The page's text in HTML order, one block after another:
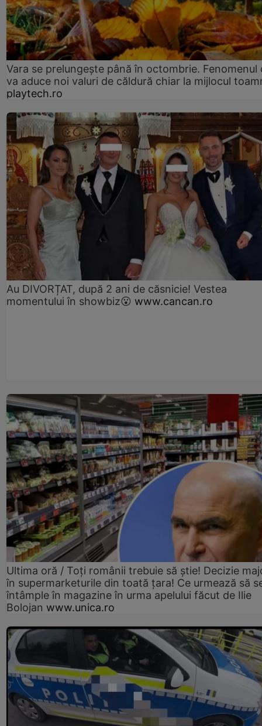
Vara se prelungeşte până în octombrie. Fenomenul
va aduce noi valuri de căldură chiar la mijlocul
playtech.ro
Au DIVORȚAT, după 2 ani de căsnicie! Vestea
momentului în showbiz😮 www.cancan.ro
Ultima oră / Toți românii trebuie să știe! Decizie
în supermarketurile din toată țara! Ce urmează să
întâmple în magazine în urma apelului făcut de Ilie
Bolojan www.unica.ro